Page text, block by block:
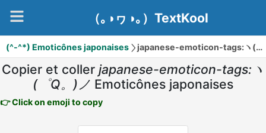
（｡◑ヮ◑｡）TextKool
(^-^*) Emoticônes japonaises japanese-emoticon-tags:ヽ(゜Q。)ノ
Copier et coller japanese-emoticon-tags:ヽ
(゜Q。)ノ Emoticônes japonaises
👉 Click on emoji to copy